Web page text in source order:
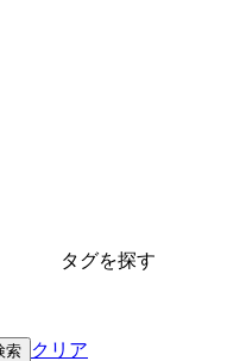
タグを探す
クリア